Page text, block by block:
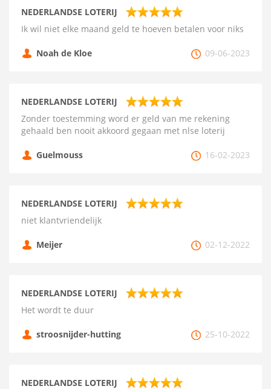
NEDERLANDSE LOTERIJ
Ik wil niet elke maand geld te hoeven betalen voor niks
Noah de Kloe 09-06-2023
NEDERLANDSE LOTERIJ
Zonder toestemming word er geld van me rekening
gehaald ben nooit akkoord gegaan met nlse loterij
Guelmouss 16-02-2023
NEDERLANDSE LOTERIJ
niet klantvriendelijk
Meijer 02-12-2022
NEDERLANDSE LOTERIJ
Het wordt te duur
stroosnijder-hutting 25-10-2022
NEDERLANDSE LOTERIJ